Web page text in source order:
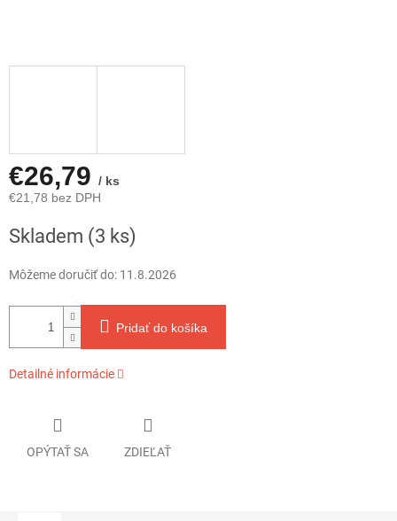
€26,79 / ks
€21,78 bez DPH
cena:
Skladem (3 ks)
Môžeme doručiť do: 11.8.2026
Pridať do košíka
Detailné informácie
OPÝTAŤ SA ZDIEĽAŤ